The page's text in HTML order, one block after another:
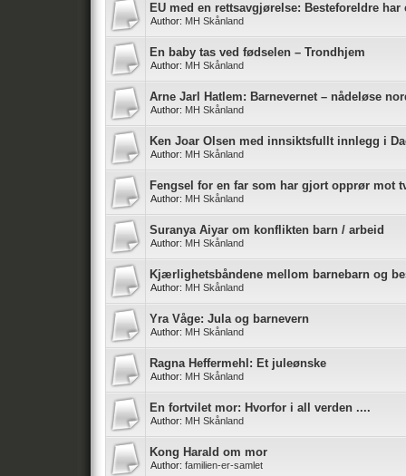
EU med en rettsavgjørelse: Besteforeldre har
Author: MH Skånland
En baby tas ved fødselen – Trondhjem
Author: MH Skånland
Arne Jarl Hatlem: Barnevernet – nådeløse
Author: MH Skånland
Ken Joar Olsen med innsiktsfullt innlegg i
Author: MH Skånland
Fengsel for en far som har gjort opprør mot
Author: MH Skånland
Suranya Aiyar om konflikten barn / arbeid
Author: MH Skånland
Kjærlighetsbåndene mellom barnebarn og
Author: MH Skånland
Yra Våge: Jula og barnevern
Author: MH Skånland
Ragna Heffermehl: Et juleønske
Author: MH Skånland
En fortvilet mor: Hvorfor i all verden ....
Author: MH Skånland
Kong Harald om mor
Author: familien-er-samlet